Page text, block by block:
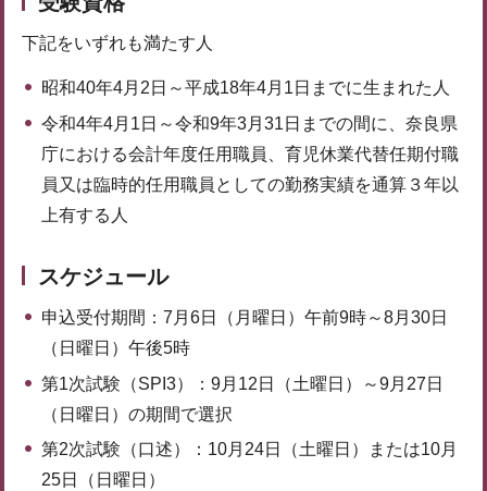
下記をいずれも満たす人
昭和40年4月2日～平成18年4月1日までに生まれた人
令和4年4月1日～令和9年3月31日までの間に、奈良県
庁における会計年度任用職員、育児休業代替任期付職
員又は臨時的任用職員としての勤務実績を通算３年以
上有する人
スケジュール
申込受付期間：7月6日（月曜日）午前9時～8月30日
（日曜日）午後5時
第1次試験（SPI3）：9月12日（土曜日）～9月27日
（日曜日）の期間で選択
第2次試験（口述）：10月24日（土曜日）または10月
25日（日曜日）